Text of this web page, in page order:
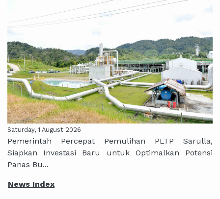
Saturday, 1 August 2026
Pemerintah Percepat Pemulihan PLTP Sarulla,
Siapkan Investasi Baru untuk Optimalkan Potensi
Panas Bu...
News Index